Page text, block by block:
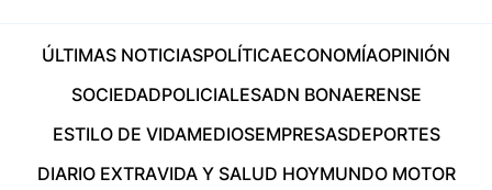
ÚLTIMAS NOTICIASPOLÍTICAECONOMÍAOPINIÓN
SOCIEDADPOLICIALESADN BONAERENSE
ESTILO DE VIDAMEDIOSEMPRESASDEPORTES
DIARIO EXTRAVIDA Y SALUD HOYMUNDO MOTOR